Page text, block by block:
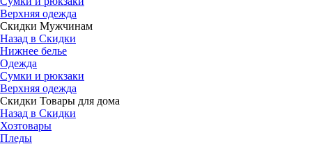
Верхняя одежда
Скидки Мужчинам
Назад в Скидки
Нижнее белье
Одежда
Сумки и рюкзаки
Верхняя одежда
Скидки Товары для дома
Назад в Скидки
Хозтовары
Пледы